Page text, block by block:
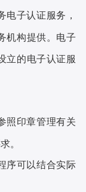
子认证服务，
机构提供。电子
立的电子认证服
照印章管理有关
。
序可以结合实际